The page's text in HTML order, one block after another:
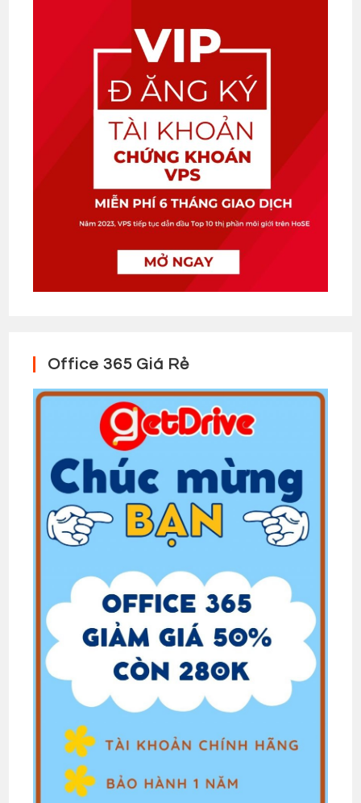
Office 365 Giá Rẻ